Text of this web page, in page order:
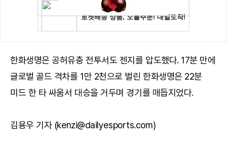
한화생명은 공허유충 전투서도 젠지를 압도했다. 17분 만에
글로벌 골드 격차를 1만 2천으로 벌린 한화생명은 22분
미드 한 타 싸움서 대승을 거두며 경기를 매듭지었다.
김용우 기자 (kenzi@dailyesports.com)